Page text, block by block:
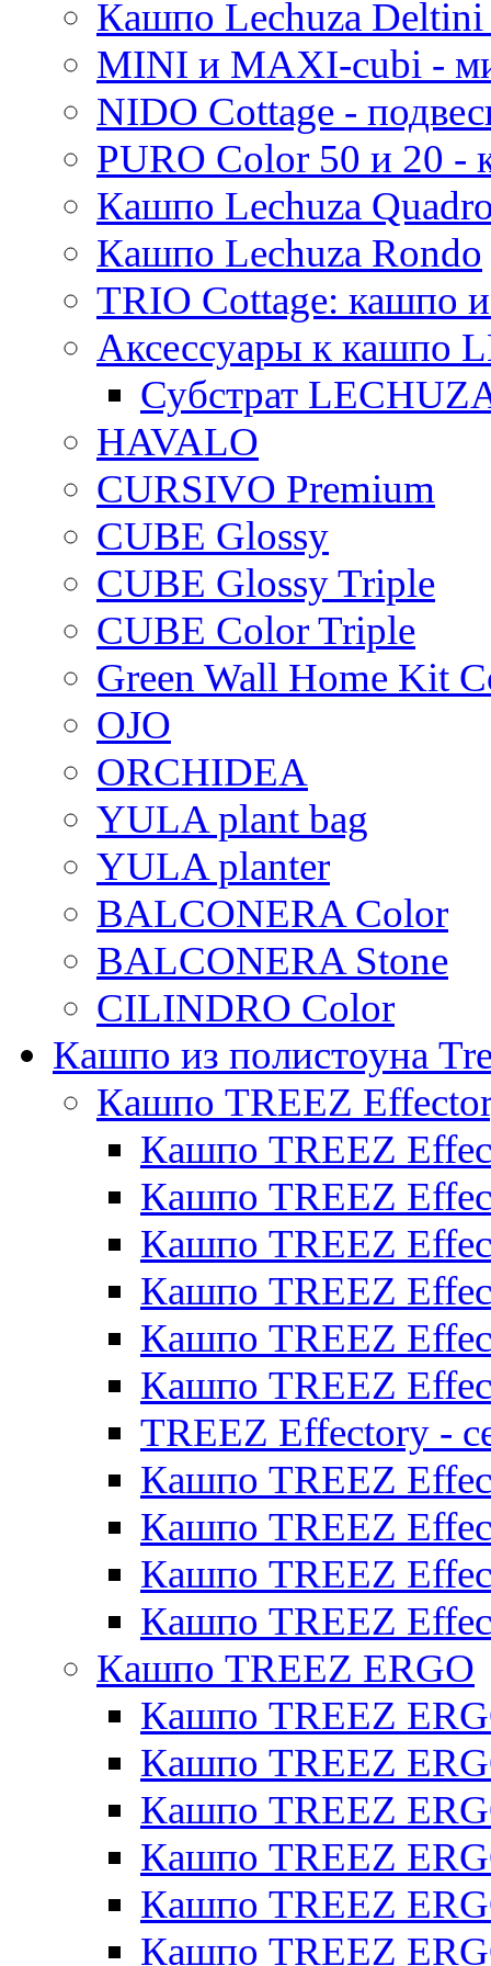
Кашпо Lechuza
MINI и MAXI-cubi -
NIDO Cottage -
PURO Color 50 и 20
Кашпо Lechuza
Кашпо Lechuza Rondo
TRIO Cottage: кашпо
Аксессуары к кашпо
Субстрат
HAVALO
CURSIVO Premium
CUBE Glossy
CUBE Glossy Triple
CUBE Color Triple
Green Wall Home Kit
OJO
ORCHIDEA
YULA plant bag
YULA planter
BALCONERA Color
BALCONERA Stone
CILINDRO Color
Кашпо из полистоуна
Кашпо TREEZ
Кашпо TREEZ
Кашпо TREEZ
Кашпо TREEZ
Кашпо TREEZ
Кашпо TREEZ
Кашпо TREEZ
TREEZ Effectory -
Кашпо TREEZ
Кашпо TREEZ
Кашпо TREEZ
Кашпо TREEZ
Кашпо TREEZ ERGO
Кашпо TREEZ
Кашпо TREEZ
Кашпо TREEZ
Кашпо TREEZ
Кашпо TREEZ
Кашпо TREEZ